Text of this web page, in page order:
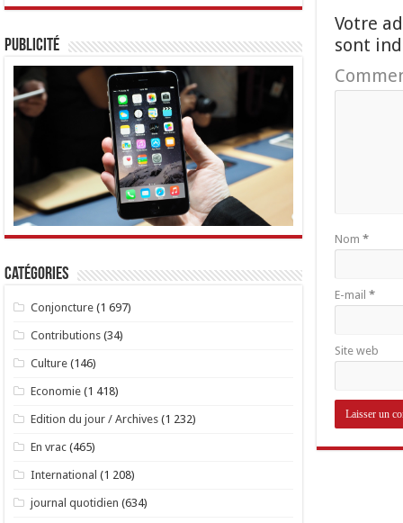
Votre
sont
Nom *
E-mail *
Site web
Publicité
Catégories
Conjoncture (1 697)
Contributions (34)
Culture (146)
Economie (1 418)
Edition du jour / Archives (1 232)
En vrac (465)
International (1 208)
journal quotidien (634)